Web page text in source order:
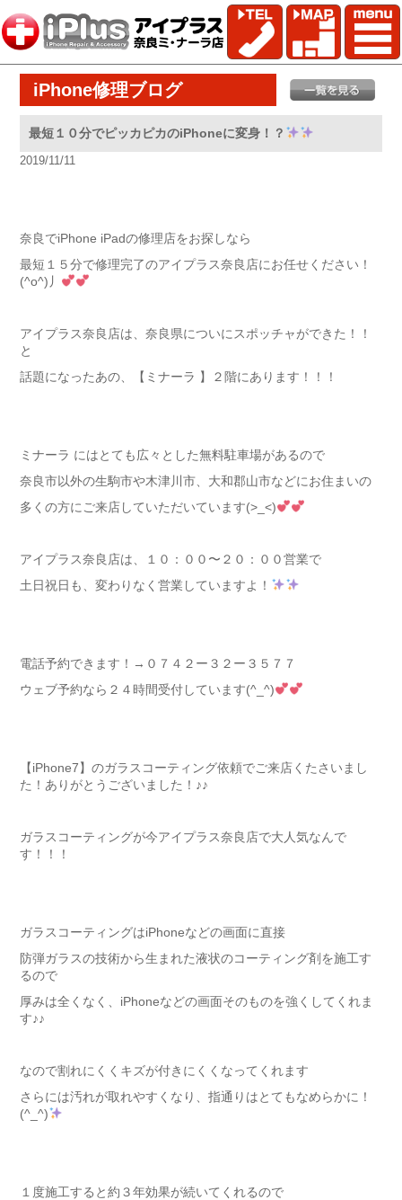
iPhone修理ブログ
最短１０分でピッカピカのiPhoneに変身！？
2019/11/11
奈良でiPhone iPadの修理店をお探しなら
最短１５分で修理完了のアイプラス奈良店にお任せください！
(^o^)丿
アイプラス奈良店は、奈良県についにスポッチャができた！！
と
話題になったあの、【ミナーラ 】２階にあります！！！
ミナーラ にはとても広々とした無料駐車場があるので
奈良市以外の生駒市や木津川市、大和郡山市などにお住まいの
多くの方にご来店していただいています(>_<)
アイプラス奈良店は、１０：００〜２０：００営業で
土日祝日も、変わりなく営業していますよ！
電話予約できます！→０７４２ー３２ー３５７７
ウェブ予約なら２４時間受付しています(^_^)
【iPhone7】のガラスコーティング依頼でご来店くたさいまし
た！ありがとうございました！♪♪
ガラスコーティングが今アイプラス奈良店で大人気なんで
す！！！
ガラスコーティングはiPhoneなどの画面に直接
防弾ガラスの技術から生まれた液状のコーティング剤を施工す
るので
厚みは全くなく、iPhoneなどの画面そのものを強くしてくれま
す♪♪
なので割れにくくキズが付きにくくなってくれます
さらには汚れが取れやすくなり、指通りはとてもなめらかに！
(^_^)
１度施工すると約３年効果が続いてくれるので